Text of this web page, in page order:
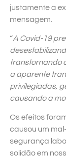
justamente a
mensagem.
“A Covid-19
transtornando
a aparente
privilegiadas,
causando a
Os efeitos
causou um
segurança
solidão em